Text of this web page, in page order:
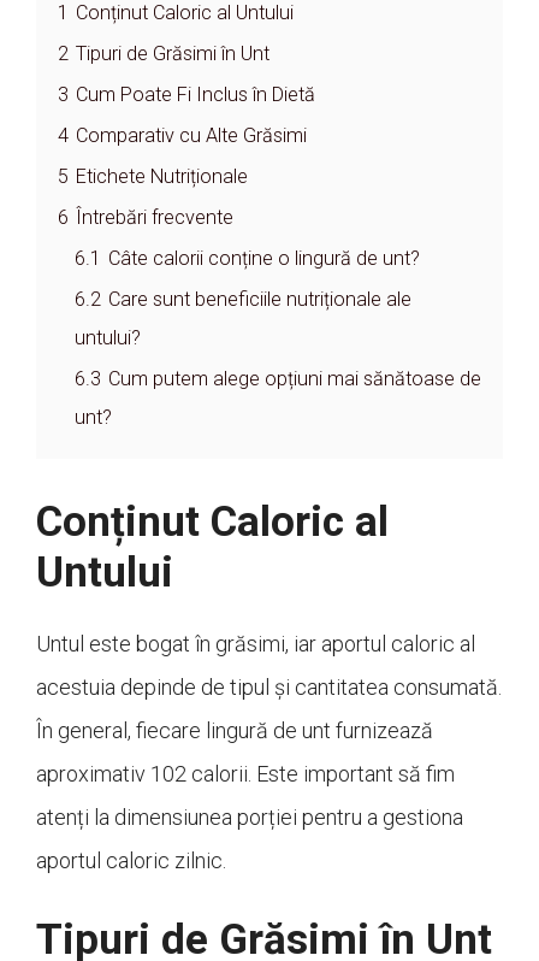
1 Conținut Caloric al Untului
2 Tipuri de Grăsimi în Unt
3 Cum Poate Fi Inclus în Dietă
4 Comparativ cu Alte Grăsimi
5 Etichete Nutriționale
6
Întrebări frecvente
6.1 Câte calorii conține o lingură de unt?
6.2 Care sunt beneficiile nutriționale ale
untului?
6.3 Cum putem alege opțiuni mai sănătoase de
unt?
Conținut Caloric al
Untului
Untul este bogat în grăsimi, iar aportul caloric al
acestuia depinde de tipul și cantitatea consumată.
În general, fiecare lingură de unt furnizează
aproximativ 102 calorii. Este important să fim
atenți la dimensiunea porției pentru a gestiona
aportul caloric zilnic.
Tipuri de Grăsimi în Unt